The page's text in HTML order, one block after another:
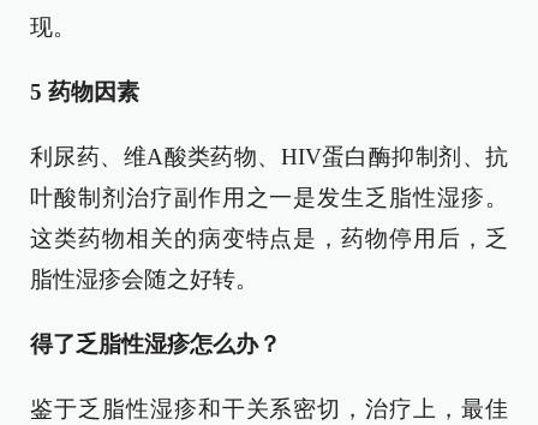
现。
5 药物因素
利尿药、维A酸类药物、HIV蛋白酶抑制剂、抗
叶酸制剂治疗副作用之一是发生乏脂性湿疹。
这类药物相关的病变特点是，药物停用后，乏
脂性湿疹会随之好转。
得了乏脂性湿疹怎么办？
鉴于乏脂性湿疹和干关系密切，治疗上，最佳